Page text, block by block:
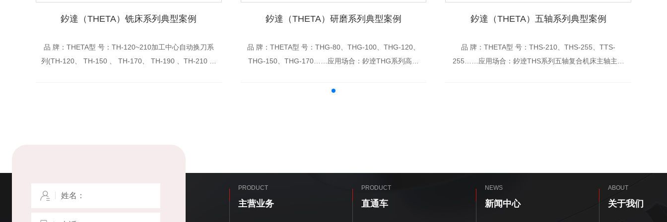
釸達（THETA）铣床系列典型案例
品 牌：THETA型 号：TH-120~210加工中心自动换刀系
列(TH-120、 TH-150 、 TH-170、 TH-190 、TH-210 、
釸達（THETA）研磨系列典型案例
品 牌：THETA型 号：THG-80、THG-100、THG-120、
THG-150、THG-170……应用场合：釸逹THG系列高速
釸達（THETA）五轴系列典型案例
品 牌：THETA型 号：THS-210、THS-255、TTS-
255……应用场合：釸逹THS系列五轴复合机床主轴主要
PRODUCT
主营业务
PRODUCT
直通车
NEWS
新闻中心
ABOUT
关于我们